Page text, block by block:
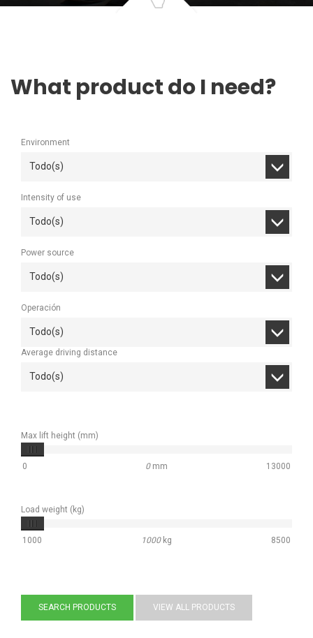
What product do I need?
Environment
Todo(s)
Intensity of use
Todo(s)
Power source
Todo(s)
Operación
Todo(s)
Average driving distance
Todo(s)
Max lift height (mm)
0 0mm 13000
Load weight (kg)
1000 1000kg 8500
SEARCH PRODUCTS VIEW ALL PRODUCTS